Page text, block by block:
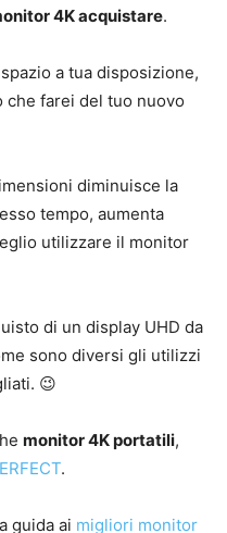
4K acquistare.
a tua disposizione,
che farei del tuo nuovo
diminuisce la
tempo, aumenta
utilizzare il monitor
di un display UHD da
sono diversi gli utilizzi
😉
monitor 4K portatili,
.
guida ai migliori monitor